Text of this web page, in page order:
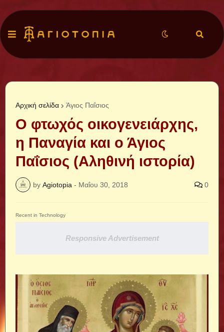
Αρχική σελίδα Άγιος Παΐσιος
Ο φτωχός οικογενειάρχης,
η Παναγία και ο Άγιος
Παΐσιος (Αληθινή ιστορία)
by Agiotopia - Μαΐου 30, 2018 0
Recent in Technology
Responsive Advertisement